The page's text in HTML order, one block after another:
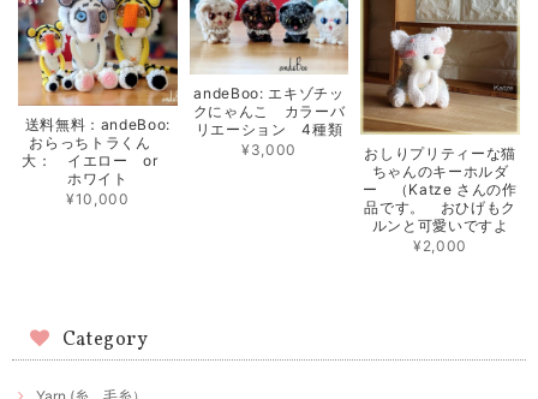
送料無料：andeBoo:
おらっちトラくん
大： イエロー or
ホワイト
¥10,000
andeBoo: エキゾチッ
クにゃんこ カラーバ
リエーション 4種類
¥3,000
おしりプリティーな猫
ちゃんのキーホルダ
ー （Katze さんの作
品です。 おひげもク
ルンと可愛いですよ
¥2,000
Category